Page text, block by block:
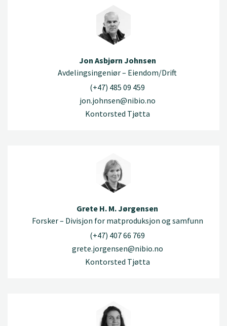
Jon Asbjørn Johnsen
Avdelingsingeniør – Eiendom/Drift
(+47) 485 09 459
jon.johnsen@nibio.no
Kontorsted Tjøtta
Grete H. M. Jørgensen
Forsker – Divisjon for matproduksjon og samfunn
(+47) 407 66 769
grete.jorgensen@nibio.no
Kontorsted Tjøtta